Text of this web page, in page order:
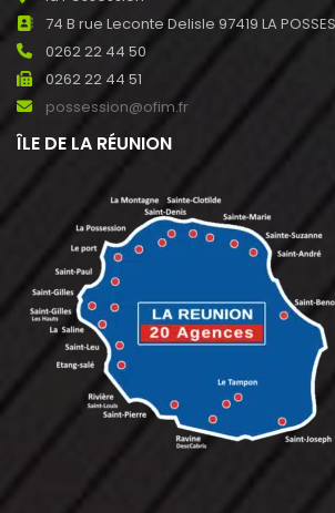
74 B rue Leconte Delisle 97419 LA
0262 22 44 50
0262 22 44 51
possession@ofim.fr
ÎLE DE LA RÉUNION